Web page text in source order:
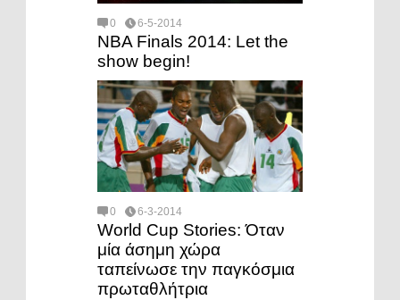
0 6-5-2014
NBA Finals 2014: Let the
show begin!
0 6-3-2014
World Cup Stories: Όταν
μία άσημη χώρα
ταπείνωσε την παγκόσμια
πρωταθλήτρια